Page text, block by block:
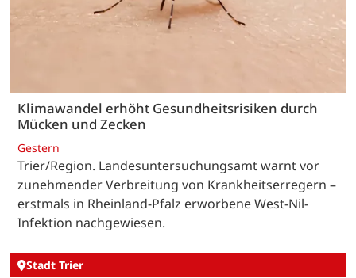
Klimawandel erhöht Gesundheitsrisiken durch
Mücken und Zecken
Gestern
Trier/Region. Landesuntersuchungsamt warnt vor
zunehmender Verbreitung von Krankheitserregern –
erstmals in Rheinland-Pfalz erworbene West-Nil-
Infektion nachgewiesen.
Stadt Trier